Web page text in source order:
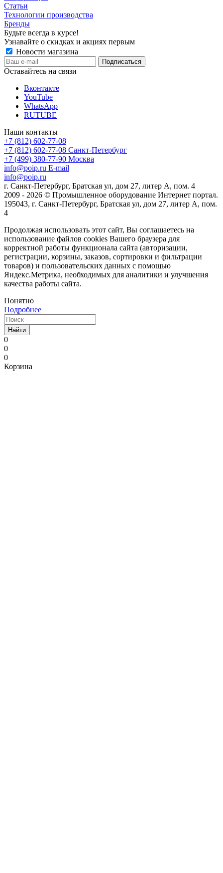
Статьи
Технологии производства
Бренды
Будьте всегда в курсе!
Узнавайте о скидках и акциях первым
Новости магазина
Оставайтесь на связи
Вконтакте
YouTube
WhatsApp
RUTUBE
Наши контакты
+7 (812) 602-77-08
+7 (812) 602-77-08 Санкт-Петербург
+7 (499) 380-77-90 Москва
info@poip.ru E-mail
info@poip.ru
г. Санкт-Петербург, Братская ул, дом 27, литер А, пом. 4
2009 - 2026 © Промышленное оборудование Интернет портал.
195043, г. Санкт-Петербург, Братская ул, дом 27, литер А, пом.
4
Продолжая использовать этот сайт, Вы соглашаетесь на
использование файлов cookies Вашего браузера для
корректной работы функционала сайта (авторизации,
регистрации, корзины, заказов, сортировки и фильтрации
товаров) и пользовательских данных с помощью
Яндекс.Метрика, необходимых для аналитики и улучшения
качества работы сайта.
Понятно
Подробнее
Найти
0
0
0
Корзина